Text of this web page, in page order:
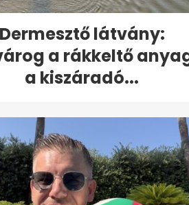
Dermesztő látvány:
a rákkeltő
a kiszáradó...